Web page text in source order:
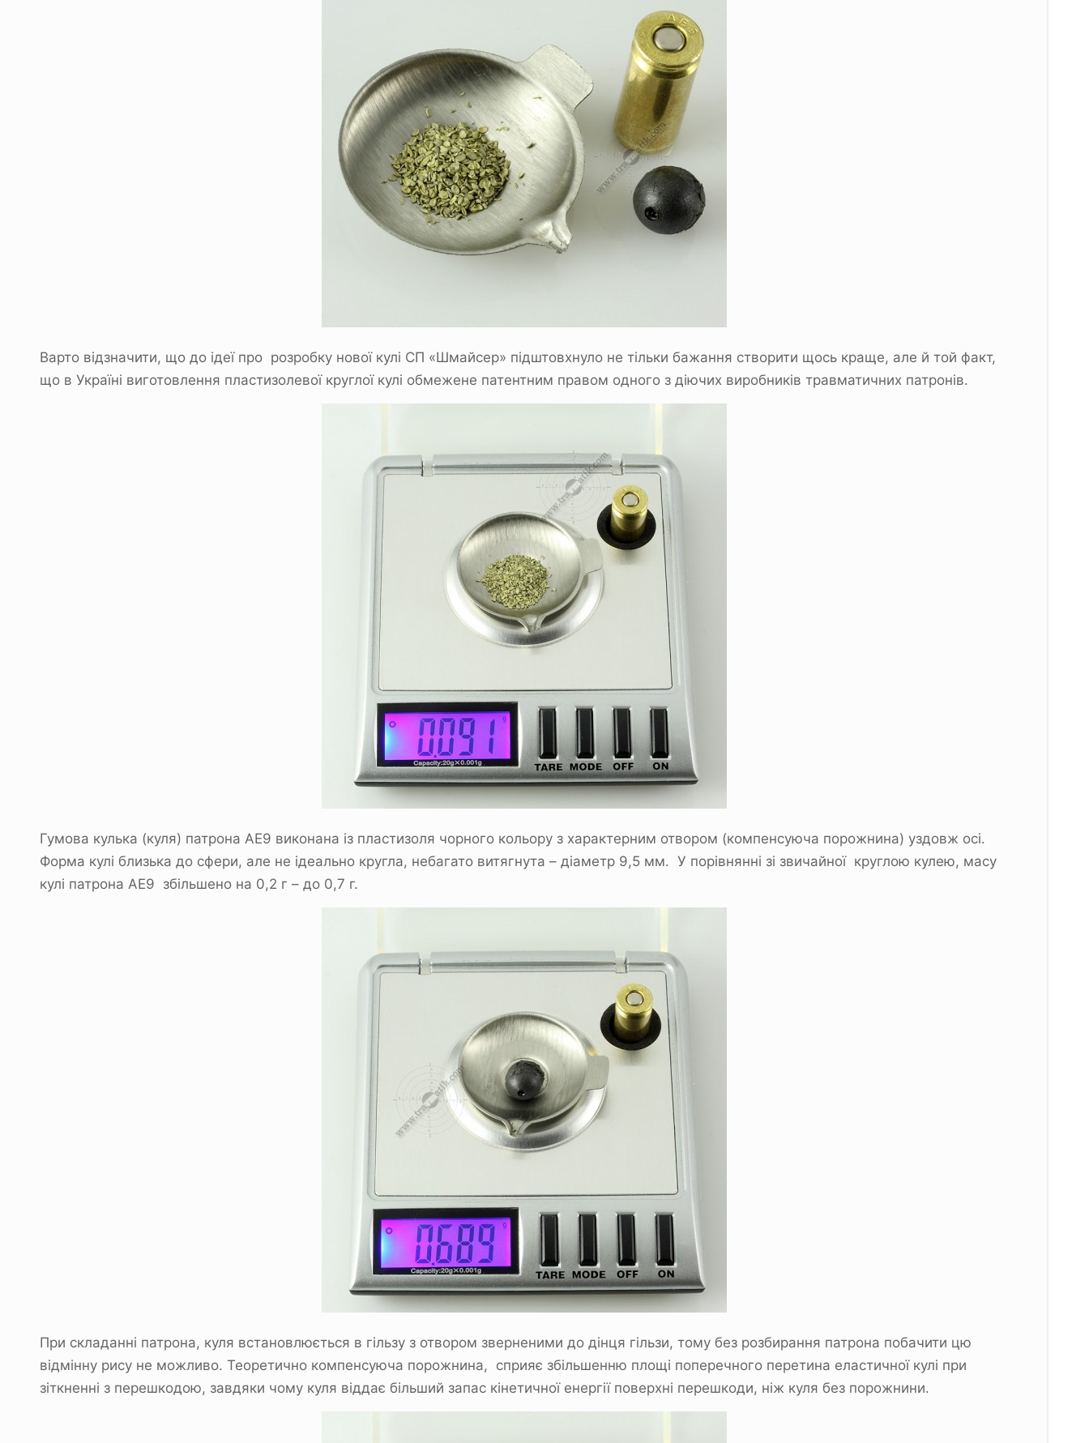
Варто відзначити, що до ідеї про розробку нової кулі СП «Шмайсер» підштовхнуло не тільки бажання створити щось краще, але й той факт,
що в Україні виготовлення пластизолевої круглої кулі обмежене патентним правом одного з діючих виробників травматичних патронів.
Гумова кулька (куля) патрона АЕ9 виконана із пластизоля чорного кольору з характерним отвором (компенсуюча порожнина) уздовж осі.
Форма кулі близька до сфери, але не ідеально кругла, небагато витягнута – діаметр 9,5 мм. У порівнянні зі звичайної круглою кулею, масу
кулі патрона АЕ9 збільшено на 0,2 г – до 0,7 г.
При складанні патрона, куля встановлюється в гільзу з отвором зверненими до дінця гільзи, тому без розбирання патрона побачити цю
відмінну рису не можливо. Теоретично компенсуюча порожнина, сприяє збільшенню площі поперечного перетина еластичної кулі при
зіткненні з перешкодою, завдяки чому куля віддає більший запас кінетичної енергії поверхні перешкоди, ніж куля без порожнини.